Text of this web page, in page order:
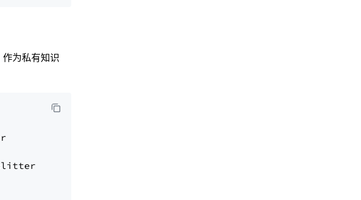
作为私有知识